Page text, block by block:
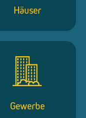
Häuser
Gewerbe